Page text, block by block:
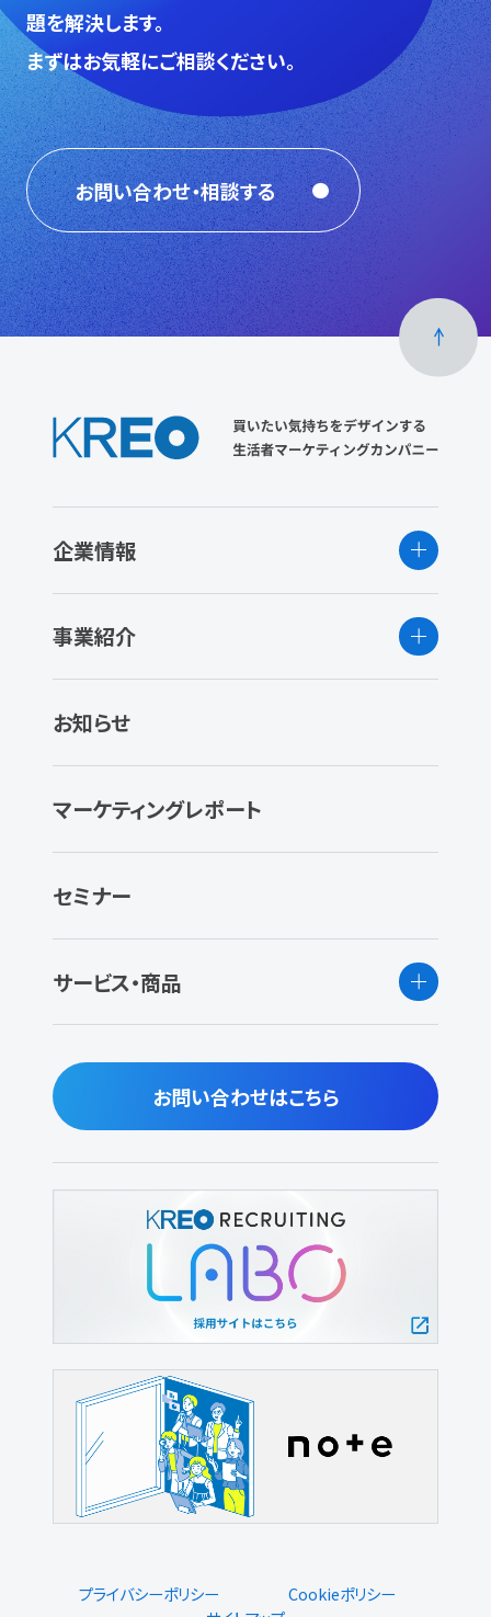
題を解決します。
まずはお気軽にご相談ください。
お問い合わせ・相談する
企業情報
事業紹介
お知らせ
マーケティングレポート
セミナー
サービス・商品
お問い合わせはこちら
プライバシーポリシー
Cookieポリシー